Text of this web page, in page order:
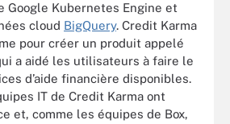
Google Kubernetes Engine et
cloud BigQuery. Credit Karma
pour créer un produit appelé
a aidé les utilisateurs à faire le
d’aide financière disponibles.
IT de Credit Karma ont
et, comme les équipes de Box,